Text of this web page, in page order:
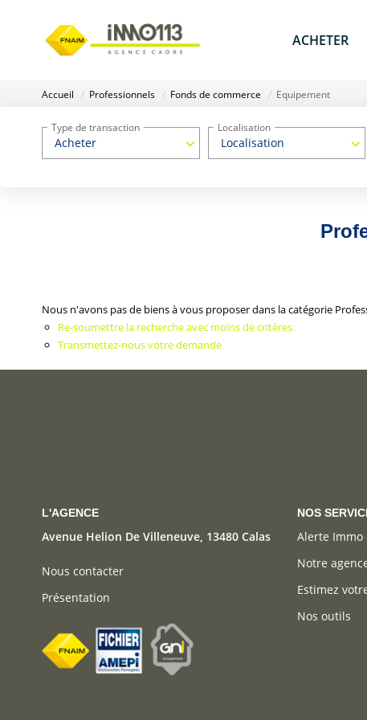
ACHETER
Accueil Professionnels Fonds de commerce Equipement
Acheter
Type de transaction
Localisation
Localisation
Nous n'avons pas de biens à vous proposer dans la catégorie
Re-soumettre la recherche avec moins de critères.
Transmettez-nous votre demande
L'AGENCE
Avenue Helion De Villeneuve, 13480 Calas
Nous contacter
Présentation
NOS
Alerte Immo
Notre
Estimez
Nos outils